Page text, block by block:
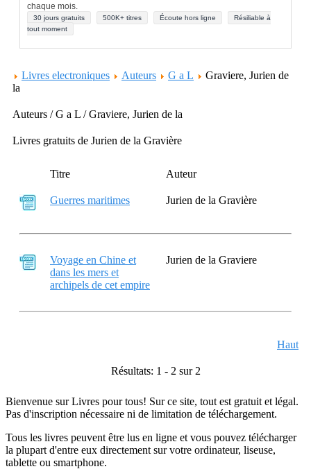
chaque mois.
30 jours gratuits 500K+ titres Écoute hors ligne
Résiliable à
tout moment
Livres electroniques Auteurs G a L
Graviere, Jurien de
la
Auteurs / G a L / Graviere, Jurien de la
Livres gratuits de Jurien de la Gravière
Titre Auteur
Guerres maritimes Jurien de la Gravière
Voyage en Chine et
dans les mers et
archipels de cet empire
Jurien de la Graviere
Haut
Résultats: 1 - 2 sur 2
Bienvenue sur Livres pour tous! Sur ce site, tout est gratuit et légal.
Pas d'inscription nécessaire ni de limitation de téléchargement.
Tous les livres peuvent être lus en ligne et vous pouvez télécharger
la plupart d'entre eux directement sur votre ordinateur, liseuse,
tablette ou smartphone.